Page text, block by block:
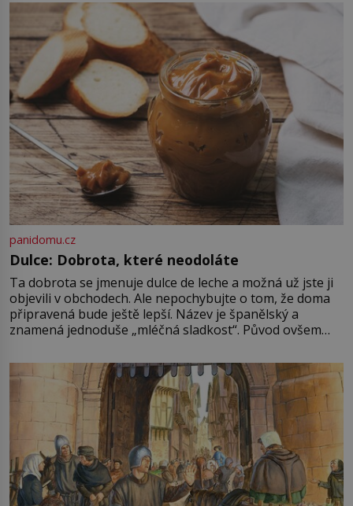
nadiktuje adresu „jeho kamaráda“.
Strážníci ho dopraví zpět do
udaného bytu. Oním „kamarádem“
je ovšem jeden z nejslavnějších
vrahů, Jeffrey Dahmer (1960–1994).
Je 27. května 1991. […]
panidomu.cz
Dulce: Dobrota, které neodoláte
Ta dobrota se jmenuje dulce de leche a možná už jste ji
objevili v obchodech. Ale nepochybujte o tom, že doma
připravená bude ještě lepší. Název je španělský a
znamená jednoduše „mléčná sladkost“. Původ ovšem
pře hned několik latinskoamerických zemí a k tomu
Francie, kde se traduje,